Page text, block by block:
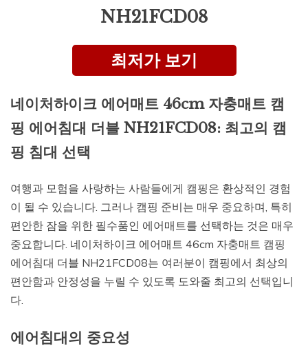
NH21FCD08
최저가 보기
네이처하이크 에어매트 46cm 자충매트 캠
핑 에어침대 더블 NH21FCD08: 최고의 캠
핑 침대 선택
여행과 모험을 사랑하는 사람들에게 캠핑은 환상적인 경험
이 될 수 있습니다. 그러나 캠핑 준비는 매우 중요하며, 특히
편안한 잠을 위한 필수품인 에어매트를 선택하는 것은 매우
중요합니다. 네이처하이크 에어매트 46cm 자충매트 캠핑
에어침대 더블 NH21FCD08는 여러분이 캠핑에서 최상의
편안함과 안정성을 누릴 수 있도록 도와줄 최고의 선택입니
다.
에어침대의 중요성